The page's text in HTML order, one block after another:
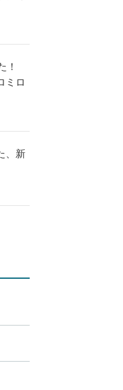
！
ミロ
、新